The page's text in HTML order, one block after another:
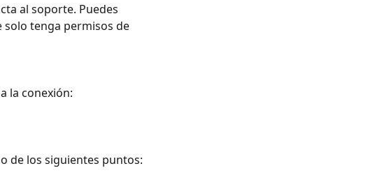
al soporte. Puedes
solo tenga permisos de
la conexión:
de los siguientes puntos: